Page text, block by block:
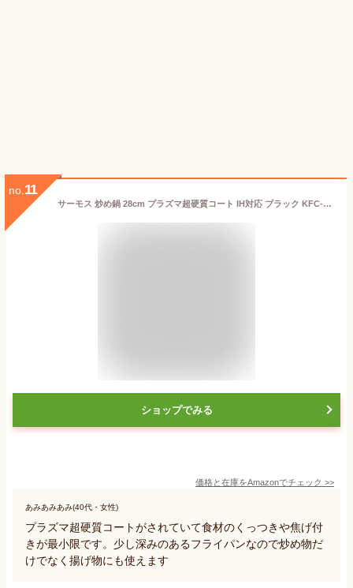
no. 11
サーモス 炒め鍋 28cm プラズマ超硬質コート IH対応 ブラック KFC-028D BK
ショップでみる
価格と在庫をAmazonでチェック >>
あみあみあみ(40代・女性)
プラズマ超硬質コートがされていて食材のくっつきや焦げ付
きが最小限です。少し深みのあるフライパンなので炒め物だ
けでなく揚げ物にも使えます